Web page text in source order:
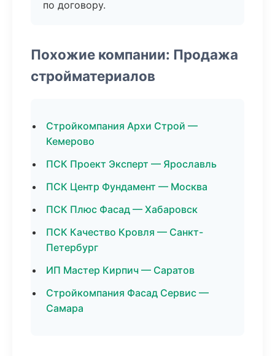
по договору.
Похожие компании: Продажа
стройматериалов
Стройкомпания Архи Строй —
Кемерово
ПСК Проект Эксперт — Ярославль
ПСК Центр Фундамент — Москва
ПСК Плюс Фасад — Хабаровск
ПСК Качество Кровля — Санкт-
Петербург
ИП Мастер Кирпич — Саратов
Стройкомпания Фасад Сервис —
Самара